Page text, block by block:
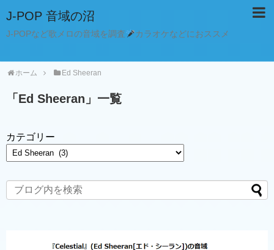
J-POP 音域の沼
J-POPなど歌メロの音域を調査 カラオケなどにおススメ
ホーム Ed Sheeran
「 Ed Sheeran 」 一覧
カテゴリー